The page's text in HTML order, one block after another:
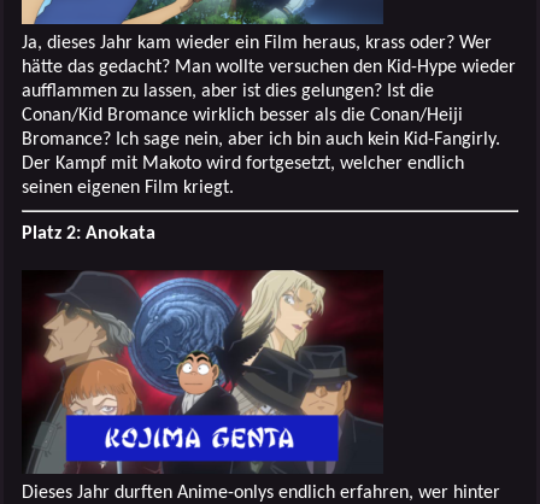
Ja, dieses Jahr kam wieder ein Film heraus, krass oder? Wer
hätte das gedacht? Man wollte versuchen den Kid-Hype wieder
aufflammen zu lassen, aber ist dies gelungen? Ist die
Conan/Kid Bromance wirklich besser als die Conan/Heiji
Bromance? Ich sage nein, aber ich bin auch kein Kid-Fangirly.
Der Kampf mit Makoto wird fortgesetzt, welcher endlich
seinen eigenen Film kriegt.
Platz 2: Anokata
Dieses Jahr durften Anime-onlys endlich erfahren, wer hinter